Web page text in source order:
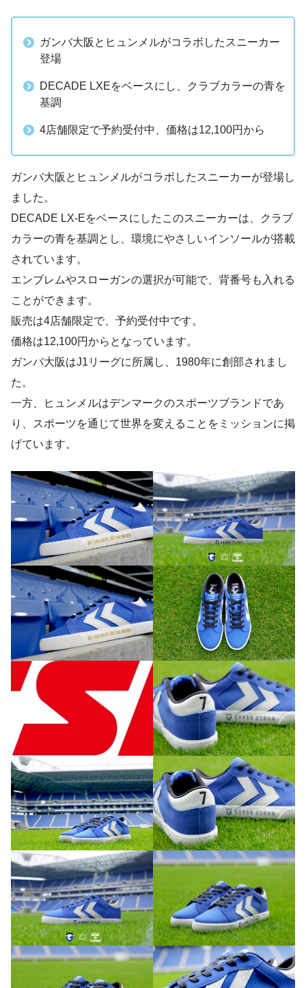
ガンバ大阪とヒュンメルがコラボしたスニーカー
登場
DECADE LXEをベースにし、クラブカラーの青を
基調
4店舗限定で予約受付中、価格は12,100円から
ガンバ大阪とヒュンメルがコラボしたスニーカーが登場し
ました。
DECADE LX-Eをベースにしたこのスニーカーは、クラブ
カラーの青を基調とし、環境にやさしいインソールが搭載
されています。
エンブレムやスローガンの選択が可能で、背番号も入れる
ことができます。
販売は4店舗限定で、予約受付中です。
価格は12,100円からとなっています。
ガンバ大阪はJ1リーグに所属し、1980年に創部されまし
た。
一方、ヒュンメルはデンマークのスポーツブランドであ
り、スポーツを通じて世界を変えることをミッションに掲
げています。